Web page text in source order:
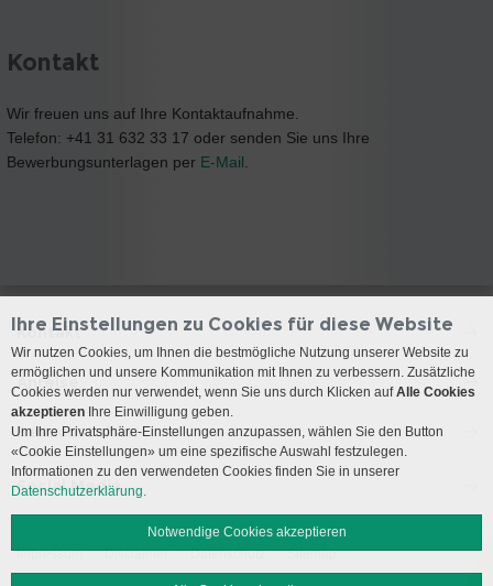
Kontakt
Wir freuen uns auf Ihre Kontaktaufnahme.
Telefon: +41 31 632 33 17 oder senden Sie uns Ihre
Bewerbungsunterlagen per E-Mail.
Kontakt
Anreise
Besuchszeiten
Social Media
Impressum Disclaimer Datenschutz Sitemap
Ihre Einstellungen zu Cookies für diese Website
Wir nutzen Cookies, um Ihnen die bestmögliche Nutzung unserer Website zu
ermöglichen und unsere Kommunikation mit Ihnen zu verbessern. Zusätzliche
Cookies werden nur verwendet, wenn Sie uns durch Klicken aufAlle Cookies
akzeptieren Ihre Einwilligung geben.
Um Ihre Privatsphäre-Einstellungen anzupassen, wählen Sie den Button
«Cookie Einstellungen» um eine spezifische Auswahl festzulegen.
Informationen zu den verwendeten Cookies finden Sie in unserer
Datenschutzerklärung.
Notwendige Cookies akzeptieren